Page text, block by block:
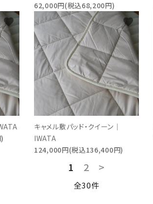
62,000円(税込68,200円)
favorite
キャメル敷パッド・クイーン｜
IWATA
124,000円(税込136,400円)
favorite
1 2 >
全30件